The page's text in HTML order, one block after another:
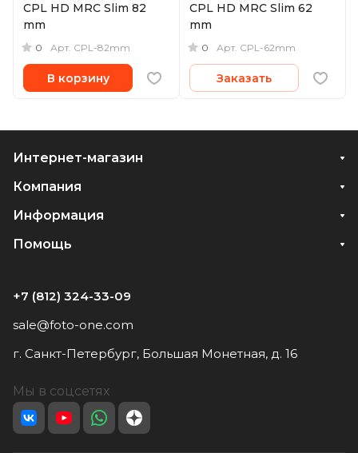
CPL HD MRC Slim 82
mm
0 Арт. CPL-82mm
В корзину
CPL HD MRC Slim 62
mm
0 Арт. CPL-62mm
Заказать
Интернет-магазин
Компания
Информация
Помощь
+7 (812) 324-33-09
sale@foto-one.com
г. Санкт-Петербург, Большая Монетная, д. 16
Мы в соцсетях